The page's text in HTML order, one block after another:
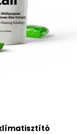
klímatisztító